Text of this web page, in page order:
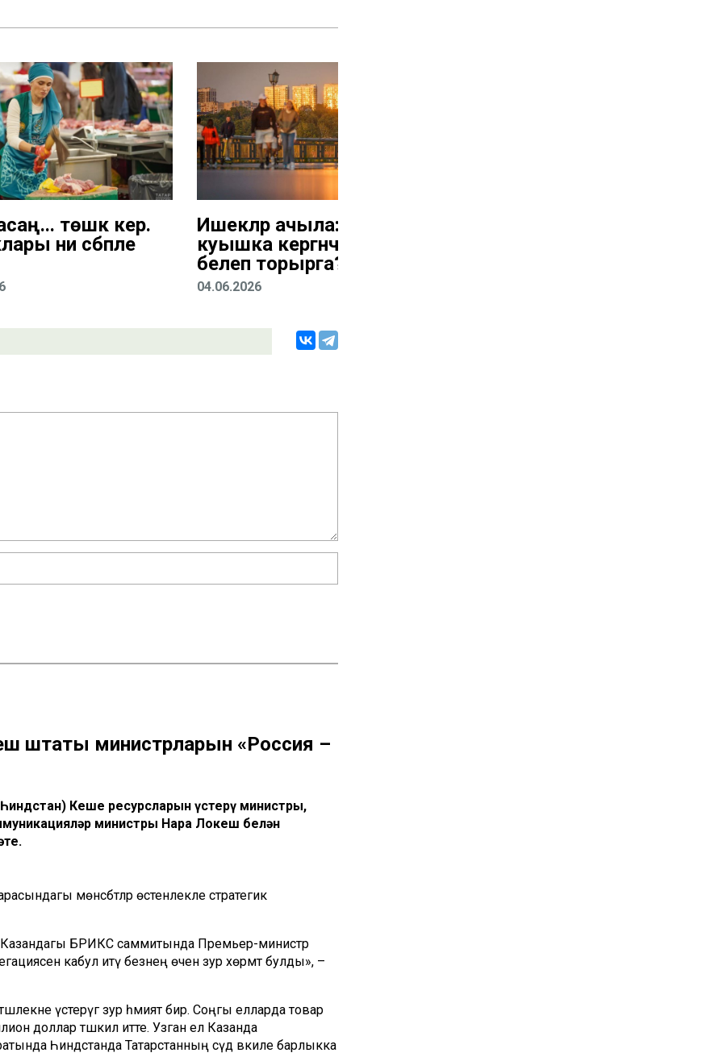
төшкә керә.
ни сәбәпле
Ишекләр ачыла: чит
куышка кергәнче нәрсәне
белеп торырга?
04.06.2026
штаты министрларын «Россия –
Кеше ресурсларын үстерү министры,
министры Нара Локеш белән
мөнәсәбәтләр өстенлекле стратегик
Казандагы БРИКС саммитында Премьер-министр
кабул итү безнең өчен зур хөрмәт булды», –
үстерүгә зур әһәмият бирә. Соңгы елларда товар
доллар тәшкил итте. Узган ел Казанда
Һиндстанда Татарстанның сәүдә вәкиле барлыкка